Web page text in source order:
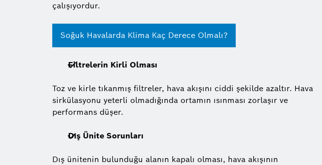
çalışıyordur.
Soğuk Havalarda Klima Kaç Derece Olmalı?
Filtrelerin Kirli Olması
Toz ve kirle tıkanmış filtreler, hava akışını ciddi şekilde azaltır. Hava
sirkülasyonu yeterli olmadığında ortamın ısınması zorlaşır ve
performans düşer.
Dış Ünite Sorunları
Dış ünitenin bulunduğu alanın kapalı olması, hava akışının